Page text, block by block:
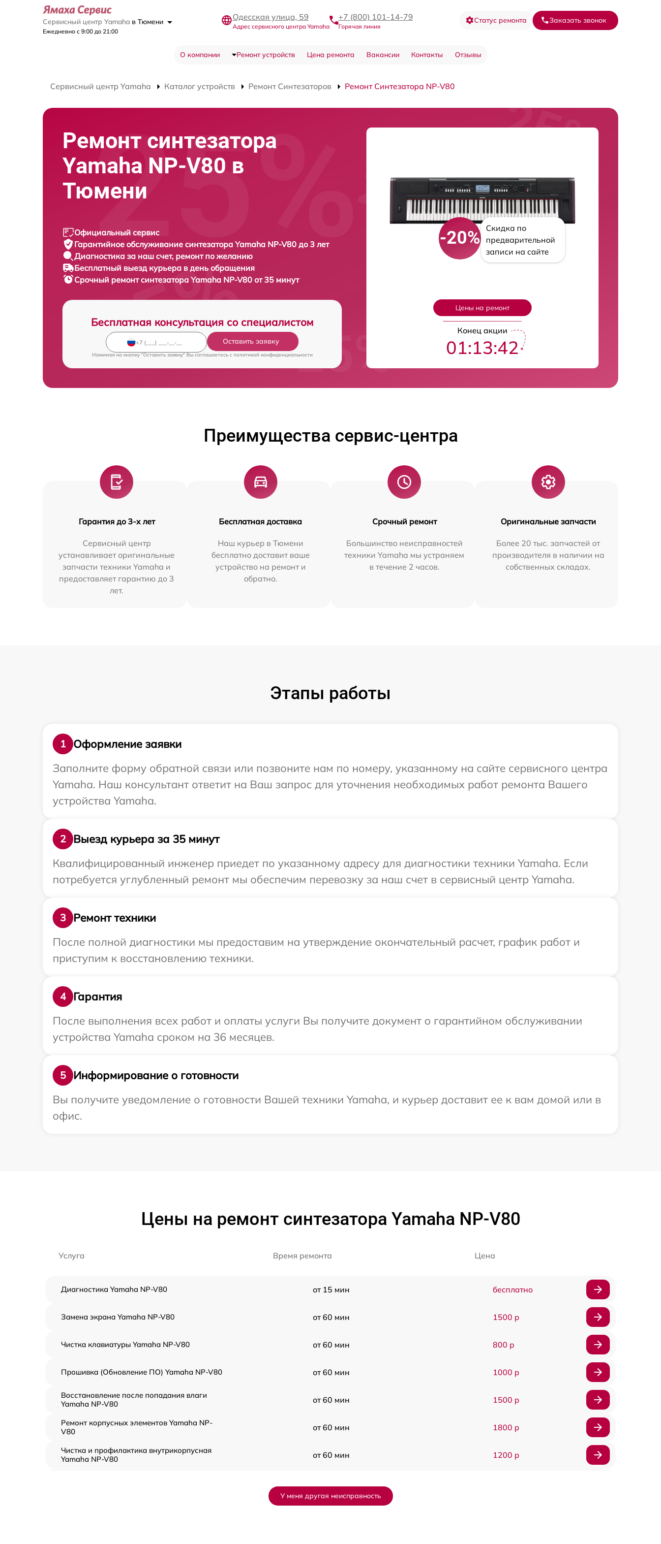
Сервисный центр Yamaha в Тюмени
Ежедневно с 9:00 до 21:00
Одесская улица, 59
Адрес сервисного центра Yamaha
+7 (800) 101-14-79
Горячая линия
Статус ремонта Заказать звонок
О компании Ремонт устройств Цена ремонта Вакансии Контакты Отзывы
Сервисный центр Yamaha Каталог устройств Ремонт Синтезаторов Ремонт Синтезатора NP-V80
Ремонт синтезатора
Yamaha NP-V80 в
Тюмени
Официальный сервис
Гарантийное обслуживание синтезатора Yamaha NP-V80 до 3 лет
Диагностика за наш счет, ремонт по желанию
Бесплатный выезд курьера в день обращения
Срочный ремонтсинтезатора Yamaha NP-V80 от 35 минут
Бесплатная консультация со специалистом
Оставить заявку
Нажимая на кнопку "Оставить заявку" Вы соглашаетесь c политикой конфиденциальности
-20%
Скидка по
предварительной
записи на сайте
Цены на ремонт
Конец акции
01:13:41
Преимущества сервис-центра
Гарантия до 3-х лет
Сервисный центр
устанавливает оригинальные
запчасти техники Yamaha и
предоставляет гарантию до 3
лет.
Бесплатная доставка
Наш курьер в Тюмени
бесплатно доставит ваше
устройство на ремонт и
обратно.
Срочный ремонт
Большинство неисправностей
техники Yamaha мы устраняем
в течение 2 часов.
Оригинальные запчасти
Более 20 тыс. запчастей от
производителя в наличии на
собственных складах.
Этапы работы
1
Оформление заявки
Заполните форму обратной связи или позвоните нам по номеру, указанному на сайте сервисного центра
Yamaha. Наш консультант ответит на Ваш запрос для уточнения необходимых работ ремонта Вашего
устройства Yamaha.
2
Выезд курьера за 35 минут
Квалифицированный инженер приедет по указанному адресу для диагностики техники Yamaha. Если
потребуется углубленный ремонт мы обеспечим перевозку за наш счет в сервисный центр Yamaha.
3
Ремонт техники
После полной диагностики мы предоставим на утверждение окончательный расчет, график работ и
приступим к восстановлению техники.
4
Гарантия
После выполнения всех работ и оплаты услуги Вы получите документ о гарантийном обслуживании
устройства Yamaha сроком на 36 месяцев.
5
Информирование о готовности
Вы получите уведомление о готовности Вашей техники Yamaha, и курьер доставит ее к вам домой или в
офис.
Цены на ремонт синтезатора Yamaha NP-V80
Услуга Время ремонта Цена
Диагностика Yamaha NP-V80 от 15 мин бесплатно
Замена экрана Yamaha NP-V80 от 60 мин 1500 р
Чистка клавиатуры Yamaha NP-V80 от 60 мин 800 р
Прошивка (Обновление ПО) Yamaha NP-V80 от 60 мин 1000 р
Восстановление после попадания влаги
Yamaha NP-V80
от 60 мин 1500 р
Ремонт корпусных элементов Yamaha NP-
V80
от 60 мин 1800 р
Чистка и профилактика внутрикорпусная
Yamaha NP-V80
от 60 мин 1200 р
У меня другая неисправность